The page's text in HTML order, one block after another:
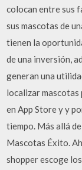
colocan entre sus
sus mascotas de
tienen la
de una inversión,
generan una
localizar mascotas
en App Store y y
tiempo. Más allá
Mascotas Éxito.
shopper escoge